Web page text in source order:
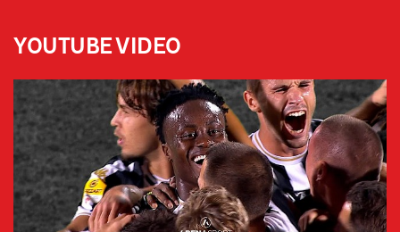
YOUTUBE VIDEO